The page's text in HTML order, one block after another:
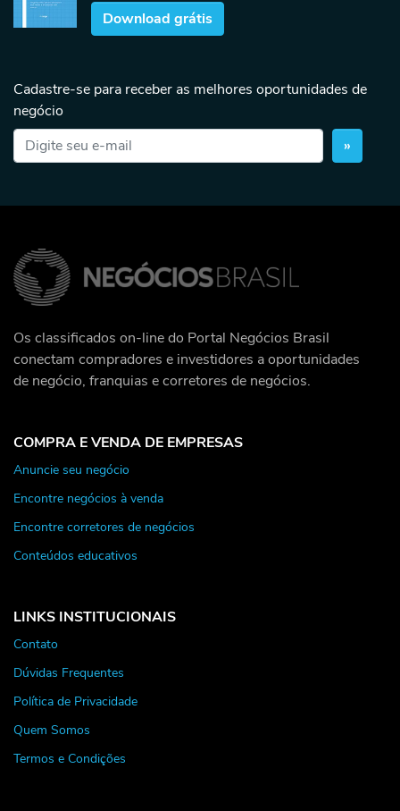
Download grátis
Cadastre-se para receber as melhores oportunidades de
negócio
»
Os classificados on-line do Portal Negócios Brasil
conectam compradores e investidores a oportunidades
de negócio, franquias e corretores de negócios.
COMPRA E VENDA DE EMPRESAS
Anuncie seu negócio
Encontre negócios à venda
Encontre corretores de negócios
Conteúdos educativos
LINKS INSTITUCIONAIS
Contato
Dúvidas Frequentes
Política de Privacidade
Quem Somos
Termos e Condições